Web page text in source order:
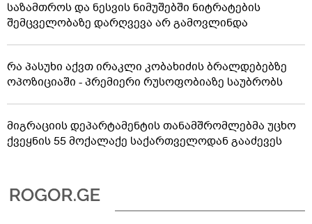
საზამთროს და ნესვის ნიმუშებში ნიტრატების
შემცველობაზე დარღვევა არ გამოვლინდა
რა პასუხი აქვთ ირაკლი კობახიძის ბრალდებებზე
ოპოზიციაში - პრემიერი რუსოფობიაზე საუბრობს
მიგრაციის დეპარტამენტის თანამშრომლებმა უცხო
ქვეყნის 55 მოქალაქე საქართველოდან გააძევეს